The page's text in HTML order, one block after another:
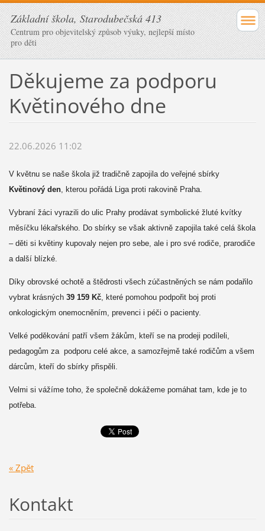
Základní škola, Starodubečská 413
Centrum pro objevitelský způsob výuky, nejlepší místo
pro děti
Děkujeme za podporu
Květinového dne
22.06.2026 11:02
V květnu se naše škola již tradičně zapojila do veřejné sbírky
Květinový den, kterou pořádá Liga proti rakovině Praha.
Vybraní žáci vyrazili do ulic Prahy prodávat symbolické žluté kvítky
měsíčku lékařského. Do sbírky se však aktivně zapojila také celá škola
– děti si květiny kupovaly nejen pro sebe, ale i pro své rodiče, prarodiče
a další blízké.
Díky obrovské ochotě a štědrosti všech zúčastněných se nám podařilo
vybrat krásných 39 159 Kč, které pomohou podpořit boj proti
onkologickým onemocněním, prevenci i péči o pacienty.
Velké poděkování patří všem žákům, kteří se na prodeji podíleli,
pedagogům za podporu celé akce, a samozřejmě také rodičům a všem
dárcům, kteří do sbírky přispěli.
Velmi si vážíme toho, že společně dokážeme pomáhat tam, kde je to
potřeba.
« Zpět
Kontakt